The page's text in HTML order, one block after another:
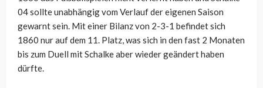
04 sollte unabhängig vom Verlauf der eigenen Saison
gewarnt sein. Mit einer Bilanz von 2-3-1 befindet sich
1860 nur auf dem 11. Platz, was sich in den fast 2 Monaten
bis zum Duell mit Schalke aber wieder geändert haben
dürfte.